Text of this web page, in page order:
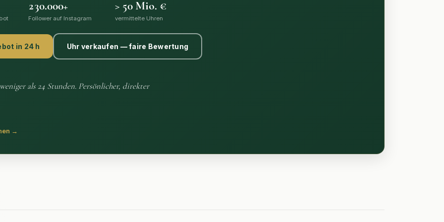
Follower auf Instagram
230.000+
Follower auf Instagram
vermittelte Uhren
> 50Mio. €
vermittelte Uhren
in 24 h Uhr verkaufen — faire Bewertung
als 24 Stunden. Persönlicher, direkter
→